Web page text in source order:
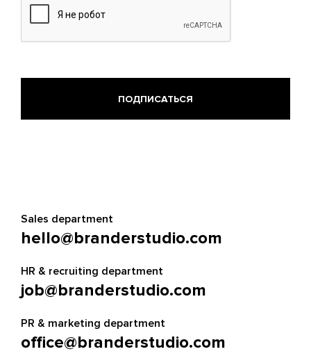
Sales department
hello@branderstudio.com
HR & recruiting department
job@branderstudio.com
PR & marketing department
office@branderstudio.com